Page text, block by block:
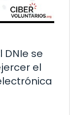
DNIe se
el